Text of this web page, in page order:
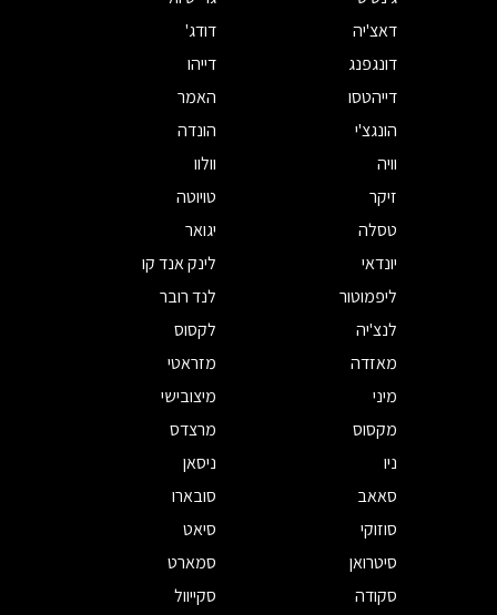
דאצ'יה
דודג'
דונגפנג
דייהו
דייהטסו
האמר
הונגצ'י
הונדה
וויה
וולוו
זיקר
טויוטה
טסלה
יגואר
יונדאי
לינק אנד קו
ליפמוטור
לנד רובר
לנצ'יה
לקסוס
מאזדה
מזראטי
מיני
מיצובישי
מקסוס
מרצדס
ניו
ניסאן
סאאב
סובארו
סוזוקי
סיאט
סיטרואן
סמארט
סקודה
סקייוול